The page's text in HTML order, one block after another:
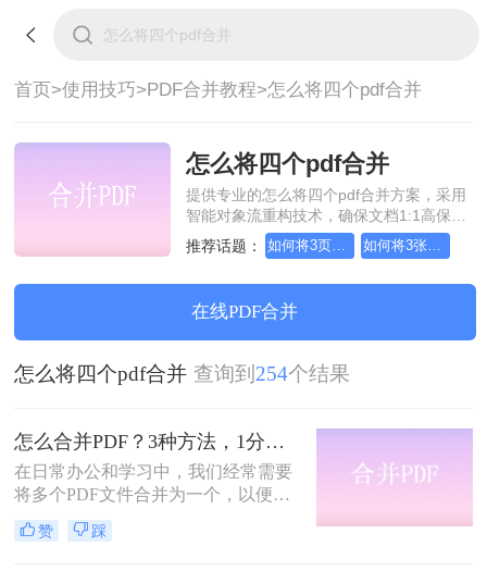
首页>使用技巧>PDF合并教程>怎么将四个pdf合并
怎么将四个pdf合并
提供专业的怎么将四个pdf合并方案，采用
智能对象流重构技术，确保文档1:1高保真
还原且排版不乱码。支持一键批量处理，
全链路 SSL 加密保障隐私安全。助您快速
办公。
推荐话题： 如何将3页pdf合并为1页 如何将3张pdf合并为1张
在线PDF合并
怎么将四个pdf合并 查询到254个结果
怎么合并PDF？3种方法，1分钟轻松搞定！！
在日常办公和学习中，我们经常需要
将多个PDF文件合并为一个，以便于
分享、存储和管理。那么怎么合并pdf
呢？本文将介绍四种合并PDF的方
赞 踩